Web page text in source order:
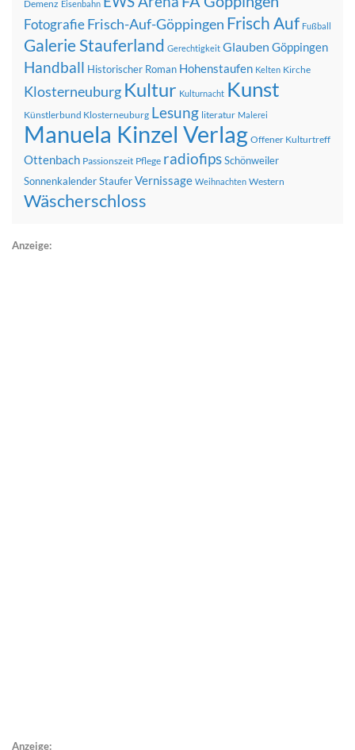
Demenz Eisenbahn
FotografieFrisch-Auf-Göppingen Frisch Auf Fußball
Galerie Stauferland Gerechtigkeit Glauben Göppingen
Handball Historischer Roman Hohenstaufen Kelten Kirche
Klosterneuburg Kultur Kulturnacht Kunst
Künstlerbund Klosterneuburg Lesung literatur Malerei
Manuela Kinzel Verlag Offener Kulturtreff
Ottenbach Passionszeit Pflege radiofipsSchönweiler
SonnenkalenderStauferVernissage Weihnachten Western
Wäscherschloss
Anzeige:
Anzeige: